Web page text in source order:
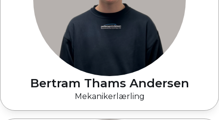
Bertram Thams Andersen
Mekanikerlærling